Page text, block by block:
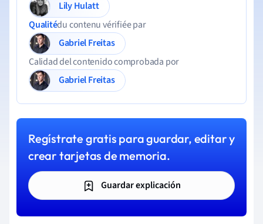
Lily Hulatt
Qualitédu contenu vérifiée par
Gabriel Freitas
Calidad del contenido comprobada por
Gabriel Freitas
Regístrate gratis para guardar, editar y
crear tarjetas de memoria.
Guardar explicación